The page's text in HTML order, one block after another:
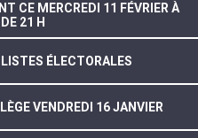
CE MERCREDI 11 FÉVRIER À
21 H
ÉLECTORALES
VENDREDI 16 JANVIER